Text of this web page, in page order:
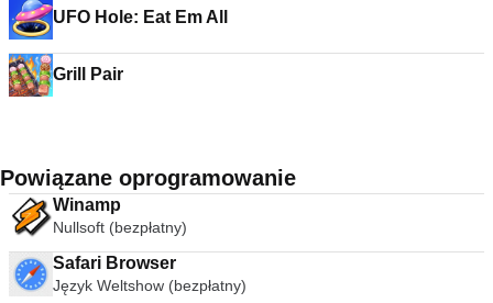
UFO Hole: Eat Em All
Grill Pair
Powiązane oprogramowanie
Winamp
Nullsoft (bezpłatny)
Safari Browser
Język Weltshow (bezpłatny)